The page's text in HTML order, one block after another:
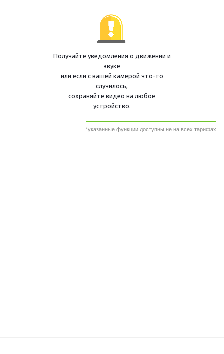
Получайте уведомления о движении и
звуке
или если с вашей камерой что-то
случилось,
сохраняйте видео на любое
устройство.
*указанные функции доступны не на всех тарифах